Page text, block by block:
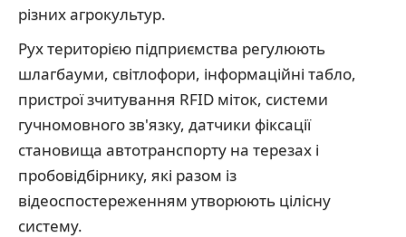
різних агрокультур.
Рух територією підприємства регулюють
шлагбауми, світлофори, інформаційні табло,
пристрої зчитування RFID міток, системи
гучномовного зв'язку, датчики фіксації
становища автотранспорту на терезах і
пробовідбірнику, які разом із
відеоспостереженням утворюють цілісну
систему.